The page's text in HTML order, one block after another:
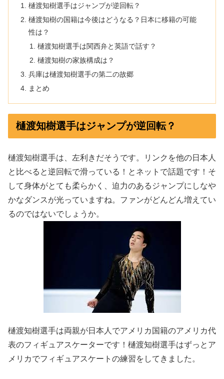
樋渡知樹選手はジャンプが逆回転？
樋渡知樹の国籍は今後はどうなる？日本に移籍の可能
性は？
樋渡知樹選手は関西弁と英語で話す？
樋渡知樹の家族構成は？
兵庫は樋渡知樹選手の第二の故郷
まとめ
樋渡知樹選手はジャンプが逆回転？
樋渡知樹選手は、左利きだそうです。リンクを他の日本人
と比べると逆回転で滑っている！とネットで話題です！そ
して身体がとても柔らかく、迫力のあるジャンプにしなや
かなダンスが光っていますね。ファンがどんどん増えてい
るのではないでしょうか。
樋渡知樹選手は両親が日本人でアメリカ国籍のアメリカ代
表のフィギュアスケーターです！樋渡知樹選手はずっとア
メリカでフィギュアスケートの練習をしてきました。